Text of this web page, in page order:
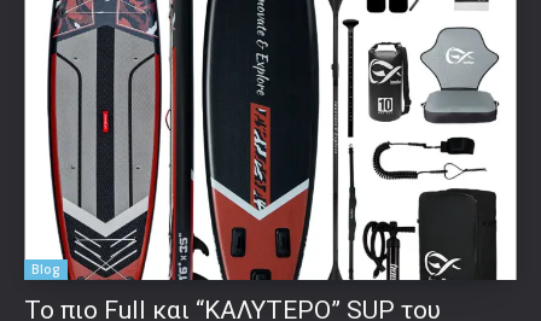
Blog
To πιο Full και “ΚΑΛΥΤΕΡΟ” SUP του